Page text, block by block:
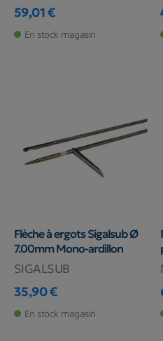
Prix
59,01 €
En stock magasin
Flèche à ergots Sigalsub Ø
7.00mm Mono-ardillon
SIGALSUB
Prix
35,90 €
En stock magasin